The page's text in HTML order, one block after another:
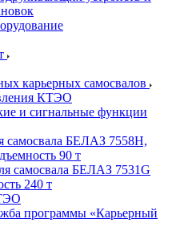
карьерных самосвалов
КТЭО
и сигнальные функции
БЕЛАЗ 7558H,
90 т
самосвала БЕЛАЗ 7531G
240 т
программы «Карьерный